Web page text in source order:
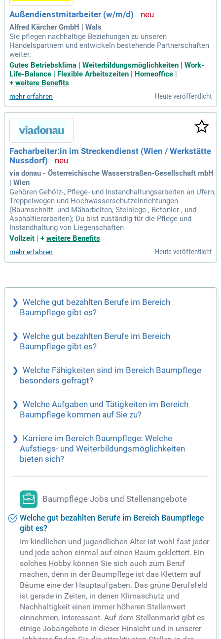
Außendienstmitarbeiter (w/m/d)
Alfred Kärcher GmbH | Wals
Sie pflegen nachhaltige Beziehungen zu unseren
Handelspartnern und entwickeln bestehende Partnerschaften
weiter.
Gutes Betriebsklima | Weiterbildungsmöglichkeiten | Work-
Life-Balance | Flexible Arbeitszeiten | Homeoffice |
+ weitere Benefits
mehr erfahren Heute veröffentlicht
Facharbeiter:in im Streckendienst (Wien / Werkstätte
Nussdorf)
via donau - Österreichische Wasserstraßen-Gesellschaft mbH
| Wien
Gehören Gehölz-, Pflege- und Instandhaltungsarbeiten an Ufern,
Treppelwegen und Hochwasserschutzeinrichtungen
(Baumschnitt- und Mäharbeiten, Steinlege-, Betonier-, und
Asphaltierarbeiten); Du bist zuständig für die Pflege und
Instandhaltung von Liegenschaften
Vollzeit
+ weitere Benefits
mehr erfahren Heute veröffentlicht
Welche gut bezahlten Berufe im Bereich
Baumpflege gibt es?
Welche gut bezahlten Berufe im Bereich
Baumpflege gibt es?
Welche Fähigkeiten sind im Bereich Baumpflege
besonders gefragt?
Welche Aufgaben und Tätigkeiten im Bereich
Baumpflege kommen auf Sie zu?
Karriere im Bereich Baumpflege: Welche
Aufstiegs- und Weiterbildungsmöglichkeiten
bieten sich?
Baumpflege Jobs und Stellenangebote
Welche gut bezahlten Berufe im Bereich Baumpflege
gibt es?
Im kindlichen und jugendlichen Alter ist wohl fast jeder
und jede schon einmal auf einen Baum geklettert. Ein
solches Hobby können Sie sich auch zum Beruf
machen, denn in der Baumpflege ist das Klettern auf
Bäume eine der Hauptaufgaben. Das grüne Berufsfeld
ist gerade in Zeiten, in denen Klimaschutz und
Nachhaltigkeit einen immer höheren Stellenwert
einnehmen, interessant. Auf dem Stellenmarkt gibt es
einige Jobangebote in dieser Hinsicht und in unserer